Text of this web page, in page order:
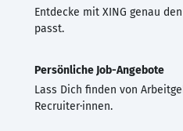
Entdecke mit XING genau
passt.
Persönliche Job-Angebote
Lass Dich finden von
Recruiter·innen.